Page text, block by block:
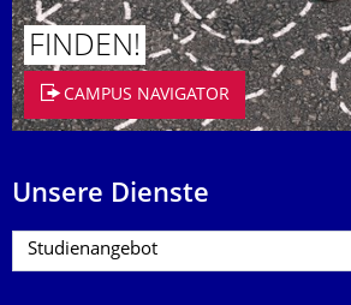
FINDEN!
CAMPUS NAVIGATOR
Unsere Dienste